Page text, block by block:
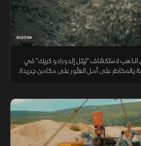
01:27:59
أونصة من الذهب لاستكشاف "ليتل إلدورادو كريك" في
على أمل العثور على مكامن جديدة.